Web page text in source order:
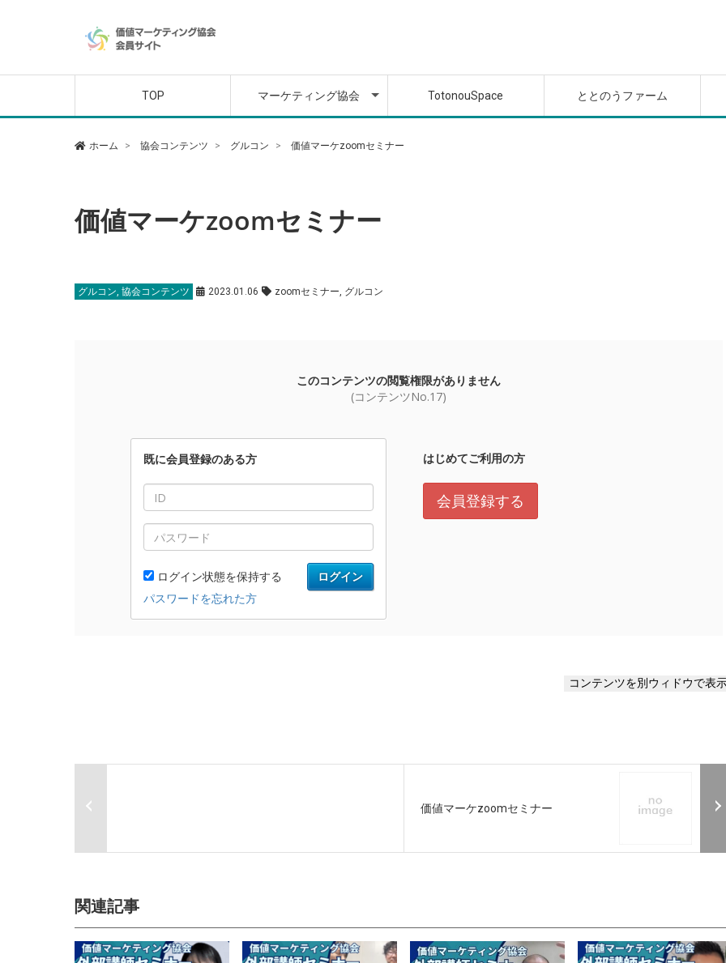
TOP マーケティング協会
「天」
「地」
TotonouSpace ととのうファーム
ホーム 協会コンテンツ グルコン 価値マーケzoomセミナー
価値マーケzoomセミナー
グルコン 協会コンテンツ 2023.01.06 zoomセミナー グルコン
価値マーケzoomセミナー
関連記事